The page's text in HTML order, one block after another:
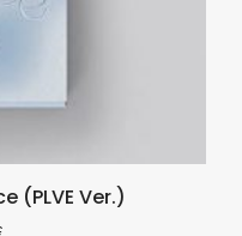
(PLVE Ver.)